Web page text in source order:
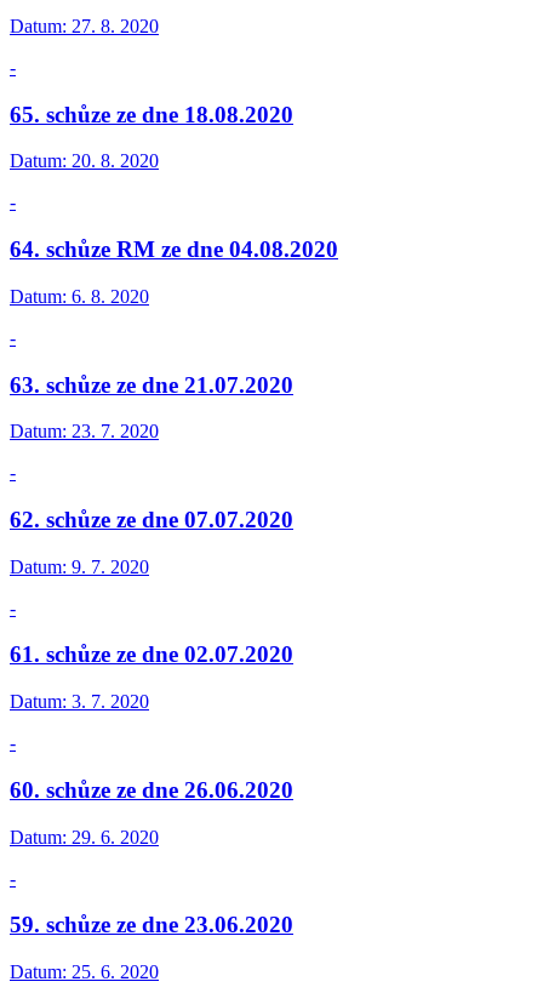
Datum: 27. 8. 2020
-
65. schůze ze dne 18.08.2020
Datum: 20. 8. 2020
-
64. schůze RM ze dne 04.08.2020
Datum: 6. 8. 2020
-
63. schůze ze dne 21.07.2020
Datum: 23. 7. 2020
-
62. schůze ze dne 07.07.2020
Datum: 9. 7. 2020
-
61. schůze ze dne 02.07.2020
Datum: 3. 7. 2020
-
60. schůze ze dne 26.06.2020
Datum: 29. 6. 2020
-
59. schůze ze dne 23.06.2020
Datum: 25. 6. 2020